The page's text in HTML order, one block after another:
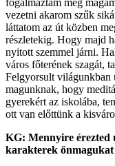
vezetni akarom szűk
láttatom az út közben
részletekig. Hogy majd
nyitott szemmel járni.
város főterének szagát,
Felgyorsult világunkban
magunknak, hogy
gyerekért az iskolába,
ott van előttünk a
KG: Mennyire érezted
karakterek